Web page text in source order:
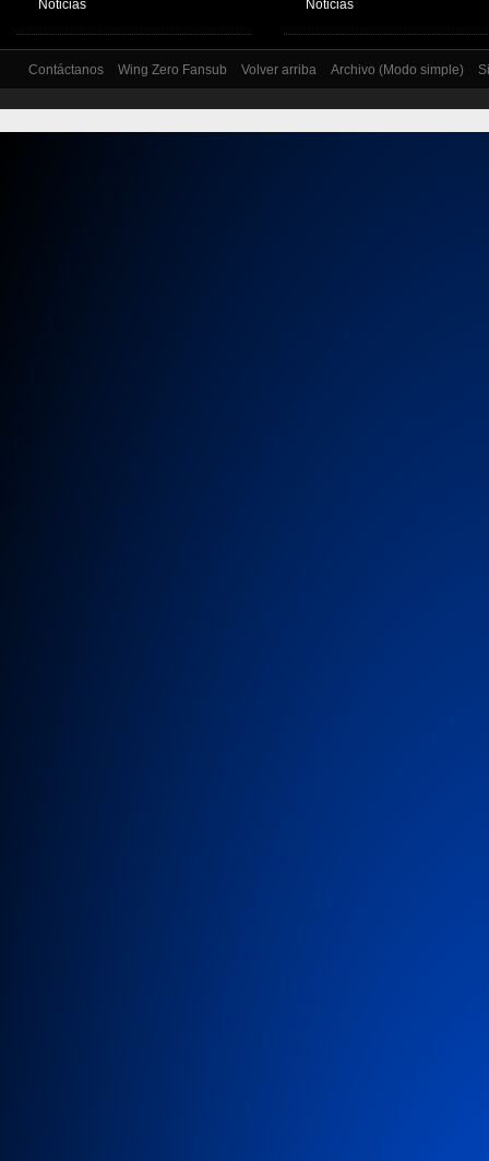
Noticias Noticias
Contáctanos Wing Zero Fansub Volver arriba Archivo (Modo simple)